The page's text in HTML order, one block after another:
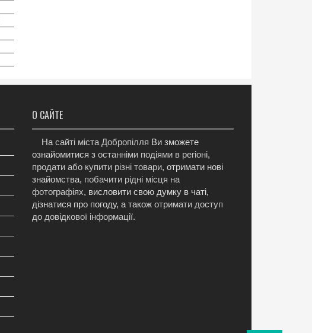
О САЙТЕ
На сайті міста Добропілля Ви зможете
ознайомитися з останніми подіями в регіоні,
продати або купити різні товари, отримати нові
знайомства, побачити рідні місця на
фотографіях, висловити свою думку в чаті,
дізнатися про погоду, а також отримати доступ
до довідкової інформації.